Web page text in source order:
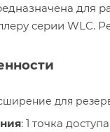
для
серии WLC.
для
: 1 точка доступа